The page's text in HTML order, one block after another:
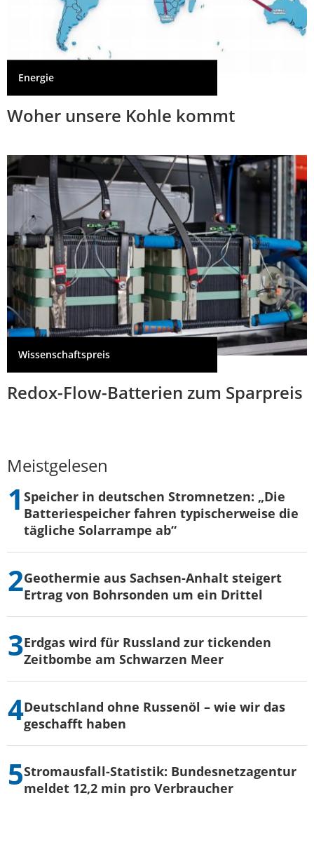
Energie
Woher unsere Kohle kommt
Wissenschaftspreis
Redox-Flow-Batterien zum Sparpreis
Meistgelesen
Speicher in deutschen Stromnetzen: „Die
Batteriespeicher fahren typischerweise die
tägliche Solarrampe ab“
Geothermie aus Sachsen-Anhalt steigert
Ertrag von Bohrsonden um ein Drittel
Erdgas wird für Russland zur tickenden
Zeitbombe am Schwarzen Meer
Deutschland ohne Russenöl – wie wir das
geschafft haben
Stromausfall-Statistik: Bundesnetzagentur
meldet 12,2 min pro Verbraucher